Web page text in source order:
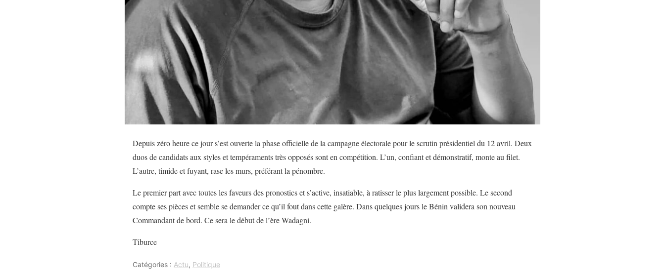
Depuis zéro heure ce jour s’est ouverte la phase officielle de la campagne électorale pour le scrutin présidentiel du 12 avril. Deux
duos de candidats aux styles et tempéraments très opposés sont en compétition. L’un, confiant et démonstratif, monte au filet.
L’autre, timide et fuyant, rase les murs, préférant la pénombre.
Le premier part avec toutes les faveurs des pronostics et s’active, insatiable, à ratisser le plus largement possible. Le second
compte ses pièces et semble se demander ce qu’il fout dans cette galère. Dans quelques jours le Bénin validera son nouveau
Commandant de bord. Ce sera le début de l’ère Wadagni.
Tiburce
Catégories : Actu, Politique